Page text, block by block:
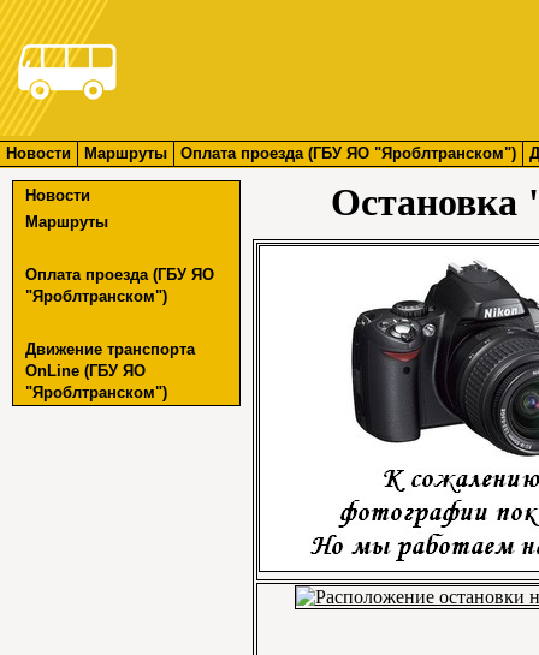
Новости Маршруты Оплата проезда (ГБУ ЯО "Яроблтранском")
Новости
Маршруты
Оплата проезда (ГБУ ЯО
"Яроблтранском")
Движение транспорта
OnLine (ГБУ ЯО
"Яроблтранском")
Остановка